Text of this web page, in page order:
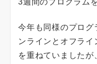
今年も同様のプログ
ンラインとオフラ
を重ねていました